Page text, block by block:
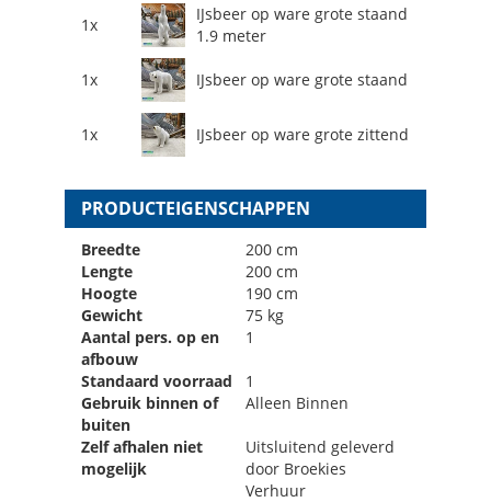
1x
IJsbeer op ware grote staand
1.9 meter
1x IJsbeer op ware grote staand
1x IJsbeer op ware grote zittend
PRODUCTEIGENSCHAPPEN
Breedte
200 cm
Lengte
200 cm
Hoogte
190 cm
Gewicht
75 kg
Aantal pers. op en
afbouw
1
Standaard voorraad
1
Gebruik binnen of
buiten
Alleen Binnen
Zelf afhalen niet
mogelijk
Uitsluitend geleverd
door Broekies
Verhuur